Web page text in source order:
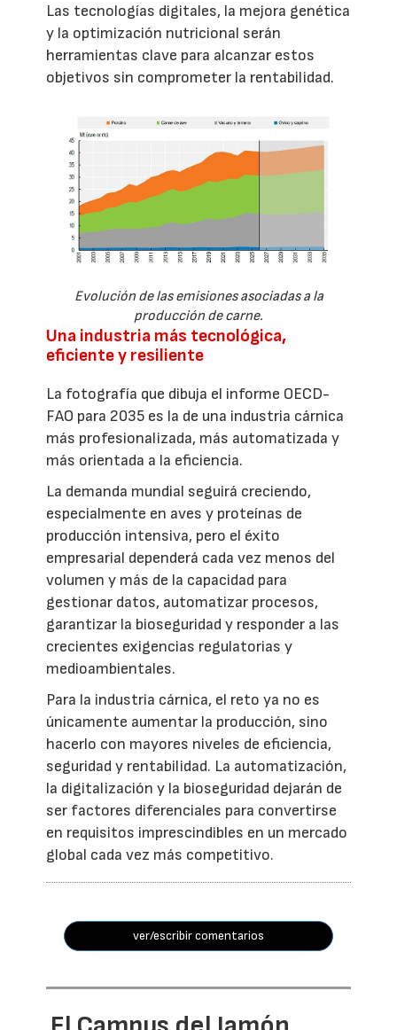
Las tecnologías digitales, la mejora genética
y la optimización nutricional serán
herramientas clave para alcanzar estos
objetivos sin comprometer la rentabilidad.
Evolución de las emisiones asociadas a la
producción de carne.
Una industria más tecnológica,
eficiente y resiliente
La fotografía que dibuja el informe OECD-
FAO para 2035 es la de una industria cárnica
más profesionalizada, más automatizada y
más orientada a la eficiencia.
La demanda mundial seguirá creciendo,
especialmente en aves y proteínas de
producción intensiva, pero el éxito
empresarial dependerá cada vez menos del
volumen y más de la capacidad para
gestionar datos, automatizar procesos,
garantizar la bioseguridad y responder a las
crecientes exigencias regulatorias y
medioambientales.
Para la industria cárnica, el reto ya no es
únicamente aumentar la producción, sino
hacerlo con mayores niveles de eficiencia,
seguridad y rentabilidad. La automatización,
la digitalización y la bioseguridad dejarán de
ser factores diferenciales para convertirse
en requisitos imprescindibles en un mercado
global cada vez más competitivo.
ver/escribir comentarios